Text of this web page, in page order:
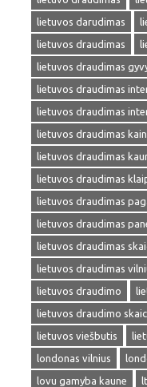
lietuvos darudimas
lietuvos draudimas
lietuvos draudimas
lietuvos draudimas
lietuvos draudimas
lietuvos draudimas
lietuvos draudimas
lietuvos draudimas
lietuvos draudimas
lietuvos draudimas
lietuvos draudimas
lietuvos draudimas
lietuvos draudimo
lietuvos draudimo
lietuvos viešbutis
londonas vilnius
lovu gamyba kaune